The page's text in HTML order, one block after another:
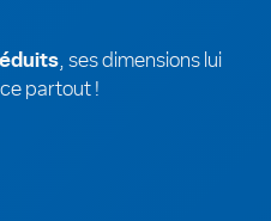
, ses dimensions lui
partout !